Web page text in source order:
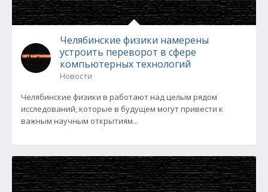
Челябинские физики намерены
устроить переворот в сфере
компьютерных технологий
Новости
Челябинские физики в работают над целым рядом
исследований, которые в будущем могут привести к
важным научным открытиям...